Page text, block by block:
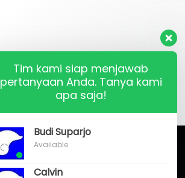
Tim kami siap menjawab
pertanyaan Anda. Tanya kami
apa saja!
Budi Suparjo
Available
Calvin